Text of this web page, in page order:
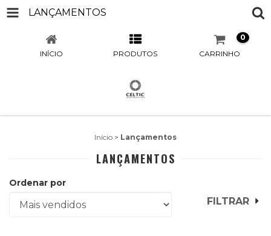
LANÇAMENTOS
INÍCIO PRODUTOS CARRINHO
0
Início > Lançamentos
LANÇAMENTOS
Ordenar por
FILTRAR